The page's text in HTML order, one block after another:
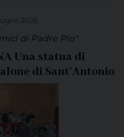
2026
di Padre Pio"
Una statua di
di Sant’Antonio